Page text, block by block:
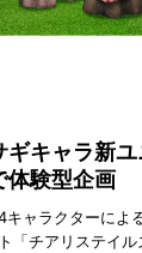
ギキャラ新
体験型企画
キャラクターによ
「チアリステイ